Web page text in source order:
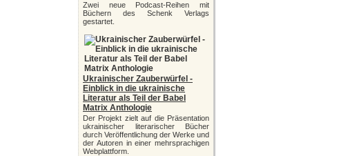
Zwei neue Podcast-Reihen mit
Büchern des Schenk Verlags
gestartet.
Ukrainischer Zauberwürfel -
Einblick in die ukrainische
Literatur als Teil der Babel
Matrix Anthologie
Der Projekt zielt auf die Präsentation
ukrainischer literarischer Bücher
durch Veröffentlichung der Werke und
der Autoren in einer mehrsprachigen
Webplattform.